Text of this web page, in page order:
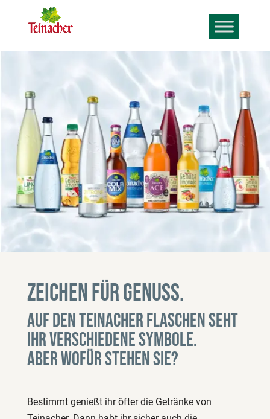
Zeichen für Genuss.
Auf den Teinacher Flaschen seht
ihr verschiedene Symbole.
Aber wofür stehen Sie?
Bestimmt genießt ihr öfter die Getränke von